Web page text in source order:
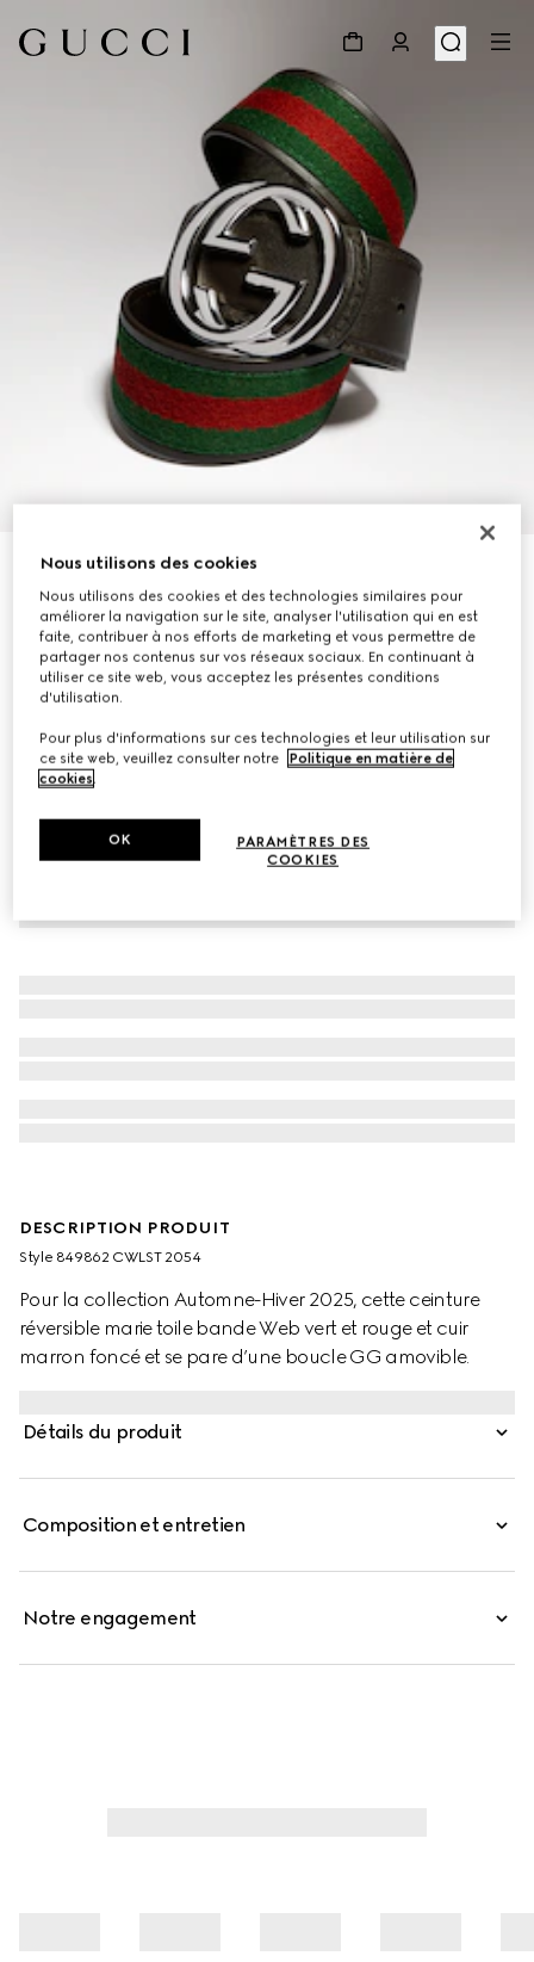
Ceinture réversible avec boucle GG
CA$580
Déclinaisonsvert, rouge et marron
DESCRIPTION PRODUIT
Style ‎849862 CWLST 2054
Pour la collection Automne-Hiver 2025, cette ceinture
réversible marie toile bande Web vert et rouge et cuir
marron foncé et se pare d’une boucle GG amovible.
Détails du produit
Composition et entretien
Notre engagement
Nous utilisons des cookies
Nous utilisons des cookies et des technologies similaires pour
améliorer la navigation sur le site, analyser l'utilisation qui en est
faite, contribuer à nos efforts de marketing et vous permettre de
partager nos contenus sur vos réseaux sociaux. En continuant à
utiliser ce site web, vous acceptez les présentes conditions
d'utilisation.
Pour plus d'informations sur ces technologies et leur utilisation sur
ce site web, veuillez consulter notre
Politique en matière de
cookies.
PARAMÈTRES DES
COOKIES
OK